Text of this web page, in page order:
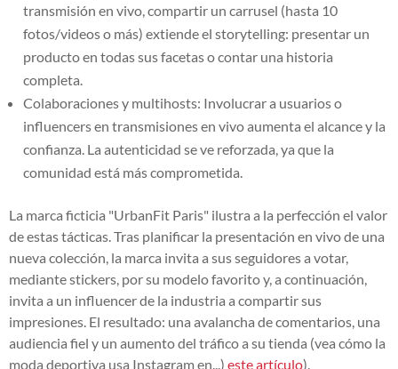
transmisión en vivo, compartir un carrusel (hasta 10
fotos/videos o más) extiende el storytelling: presentar un
producto en todas sus facetas o contar una historia
completa.
Colaboraciones y multihosts: Involucrar a usuarios o
influencers en transmisiones en vivo aumenta el alcance y la
confianza. La autenticidad se ve reforzada, ya que la
comunidad está más comprometida.
La marca ficticia "UrbanFit Paris" ilustra a la perfección el valor
de estas tácticas. Tras planificar la presentación en vivo de una
nueva colección, la marca invita a sus seguidores a votar,
mediante stickers, por su modelo favorito y, a continuación,
invita a un influencer de la industria a compartir sus
impresiones. El resultado: una avalancha de comentarios, una
audiencia fiel y un aumento del tráfico a su tienda (vea cómo la
moda deportiva usa Instagram en...) este artículo).